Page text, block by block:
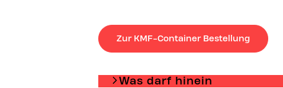
Zur KMF-Container Bestellung
Was darf hinein